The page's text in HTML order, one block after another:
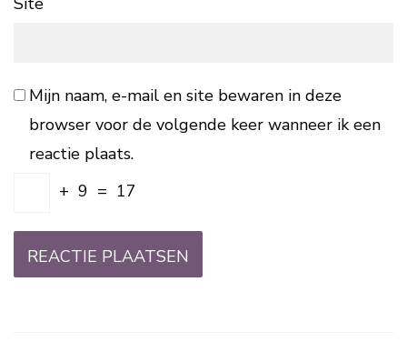
Mijn naam, e-mail en site bewaren in deze
browser voor de volgende keer wanneer ik een
reactie plaats.
+ 9 = 17